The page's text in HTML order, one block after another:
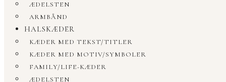
ÆDELSTEN
ARMBÅND
HALSKÆDER
KÆDER MED TEKST/TITLER
KÆDER MED MOTIV/SYMBOLER
FAMILY/LIFE-KÆDER
ÆDELSTEN